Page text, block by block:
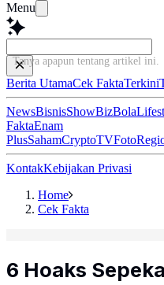
Menu
Tanya apapun tentang arti
Berita UtamaCek FaktaTerkini
NewsBisnisShowBizBola
FaktaEnam
PlusSahamCryptoTVFoto
KontakKebijakan Privasi
Home
Cek Fakta
6 Hoaks